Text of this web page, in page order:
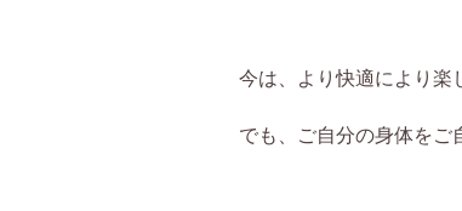
今は、より快適により楽
でも、ご自分の身体をご